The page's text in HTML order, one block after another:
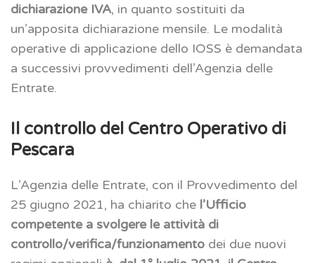
dichiarazione IVA, in quanto sostituiti da
un’apposita dichiarazione mensile. Le modalità
operative di applicazione dello IOSS è demandata
a successivi provvedimenti dell’Agenzia delle
Entrate.
Il controllo del Centro Operativo di
Pescara
L’Agenzia delle Entrate, con il Provvedimento del
25 giugno 2021, ha chiarito che l’Ufficio
competente a svolgere le attività di
controllo/verifica/funzionamento dei due nuovi